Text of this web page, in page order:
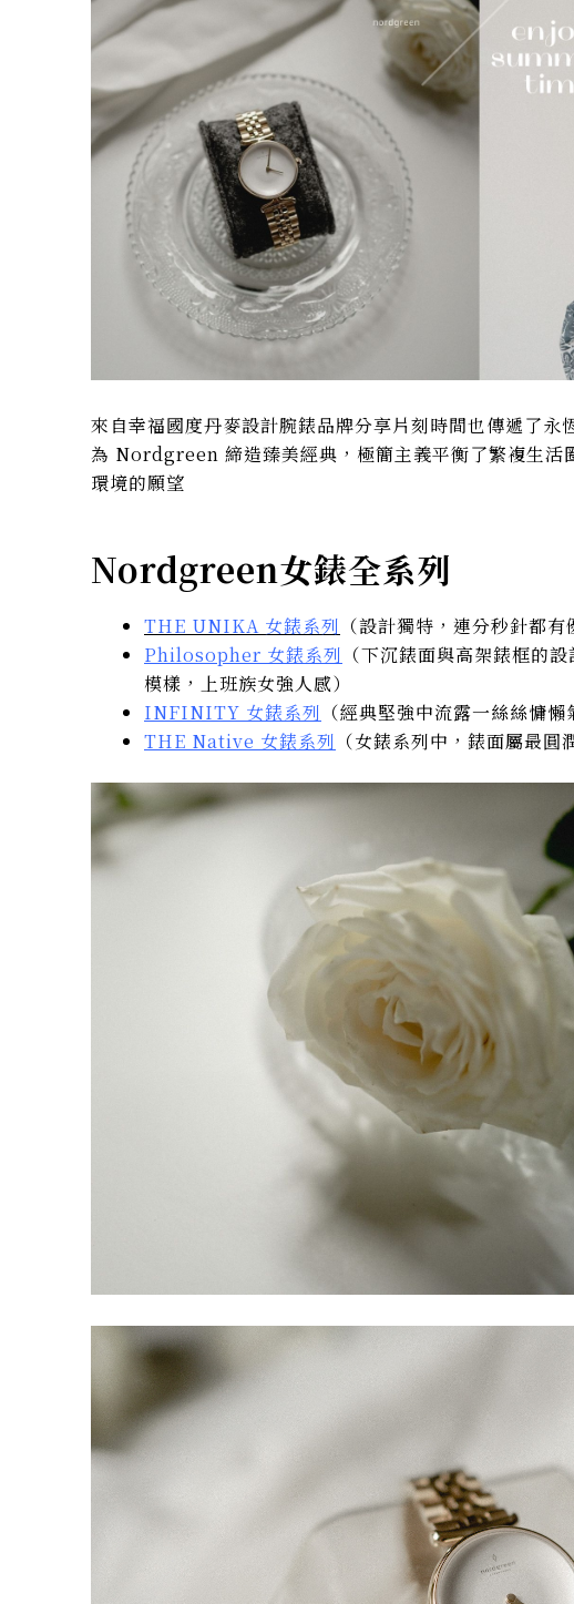
來自幸福國度丹麥設計腕錶品牌分享片刻時間也傳遞了永
為 Nordgreen 締造臻美經典，極簡主義平衡了繁複生活
環境的願望
Nordgreen女錶全系列
THE UNIKA 女錶系列 （設計獨特，連分秒針都
Philosopher 女錶系列 （下沉錶面與高架錶框的
模樣，上班族女強人感）
INFINITY 女錶系列 （經典堅強中流露一絲絲慵
THE Native 女錶系列 （女錶系列中，錶面屬最圓